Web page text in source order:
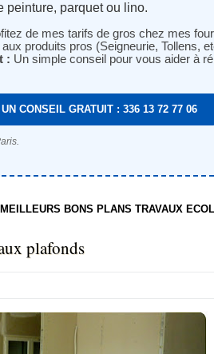
peinture, parquet ou lino.
de mes tarifs de gros chez mes
produits pros (Seigneurie, Tollens,
: Un simple conseil pour vous aider à
CONSEIL GRATUIT : 336 13 72 77 06
BONS PLANS TRAVAUX
plafonds